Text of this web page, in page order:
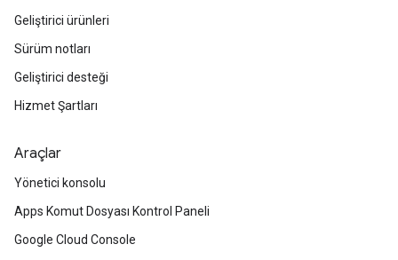
Geliştirici ürünleri
Sürüm notları
Geliştirici desteği
Hizmet Şartları
Araçlar
Yönetici konsolu
Apps Komut Dosyası Kontrol Paneli
Google Cloud Console